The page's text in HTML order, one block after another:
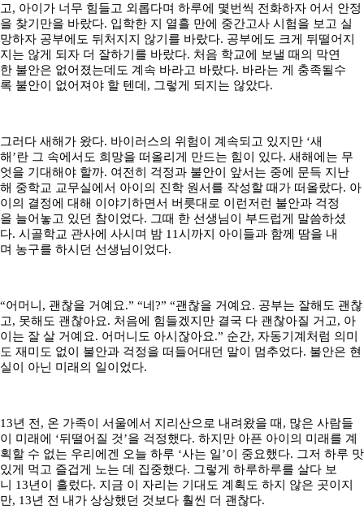
고, 아이가 너무 힘들고 외롭다며 하루에 몇번씩 전화하자 어서 안정
을 찾기만을 바랐다. 입학한 지 열흘 만에 중간고사 시험을 보고 실
망하자 공부에도 뒤처지지 않기를 바랐다. 공부에도 크게 뒤떨어지
지는 않게 되자 더 잘하기를 바랐다. 처음 학교에 보낼 때의 막연
한 불안은 없어졌는데도 계속 바라고 바랐다. 바라는 게 충족될수
록 불안이 없어져야 할 텐데, 그렇게 되지는 않았다.
그러다 새해가 왔다. 바이러스의 위험이 계속되고 있지만 ‘새
해’란 그 속에서도 희망을 떠올리게 만드는 힘이 있다. 새해에는 무
엇을 기대해야 할까. 여전히 걱정과 불안이 앞서는 중에 문득 지난
해 중학교 교무실에서 아이의 진학 원서를 작성할 때가 떠올랐다. 아
이의 결정에 대해 이야기하면서 버릇대로 이런저런 불안과 걱정
을 늘어놓고 있던 참이었다. 그때 한 선생님이 부드럽게 말씀하셨
다. 시골학교 관사에 사시며 밤 11시까지 아이들과 함께 땀을 내
며 농구를 하시던 선생님이었다.
“어머니, 괜찮을 거예요.” “네?” “괜찮을 거예요. 공부는 잘해도 괜찮
고, 못해도 괜찮아요. 처음에 힘들겠지만 결국 다 괜찮아질 거고, 아
이는 잘 살 거예요. 어머니도 아시잖아요.” 순간, 자동기계처럼 의미
도 재미도 없이 불안과 걱정을 떠들어대던 말이 멈추었다. 불안은 현
실이 아닌 미래의 일이었다.
13년 전, 온 가족이 서울에서 지리산으로 내려왔을 때, 많은 사람들
이 미래에 ‘뒤떨어질 것’을 걱정했다. 하지만 아픈 아이의 미래를 계
획할 수 없는 우리에겐 오늘 하루 ‘사는 일’이 중요했다. 그저 하루 맛
있게 먹고 즐겁게 노는 데 집중했다. 그렇게 하루하루를 살다 보
니 13년이 흘렀다. 지금 이 자리는 기대도 계획도 하지 않은 곳이지
만, 13년 전 내가 상상했던 것보다 훨씬 더 괜찮다.